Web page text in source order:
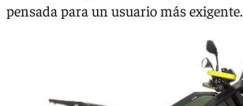
pensada para un usuario más exigente.